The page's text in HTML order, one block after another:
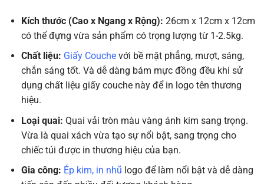
Kích thước (Cao x Ngang x Rộng): 26cm x 12cm x 12cm
có thể đựng vừa sản phẩm có trọng lượng từ 1-2.5kg.
Chất liệu: Giấy Couchevới bề mặt phẳng, mượt, sáng,
chắn sáng tốt. Và dễ dàng bám mực đồng đều khi sử
dụng chất liệu giấy couche này để in logo tên thương
hiệu.
Loại quai: Quai vải tròn màu vàng ánh kim sang trọng.
Vừa là quai xách vừa tạo sự nổi bật, sang trọng cho
chiếc túi được in thương hiệu của bạn.
Gia công: Ép kim, in nhũ logo để làm nổi bật và dễ dàng